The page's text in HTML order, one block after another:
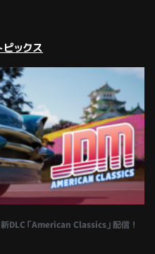
ックス
DLC「American Classics」配信！